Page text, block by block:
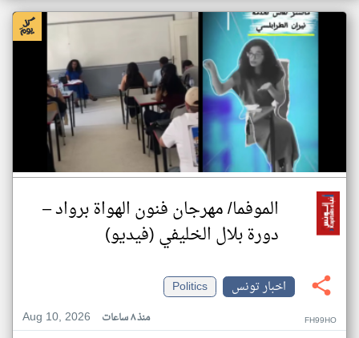
الموفما/ مهرجان فنون الهواة برواد –
دورة بلال الخليفي (فيديو)
اخبار تونس
Politics
Aug 10, 2026
منذ ٨ ساعات FH99HO